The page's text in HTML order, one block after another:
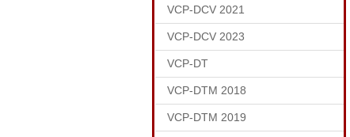
VCP-DCV 2021
VCP-DCV 2023
VCP-DT
VCP-DTM 2018
VCP-DTM 2019